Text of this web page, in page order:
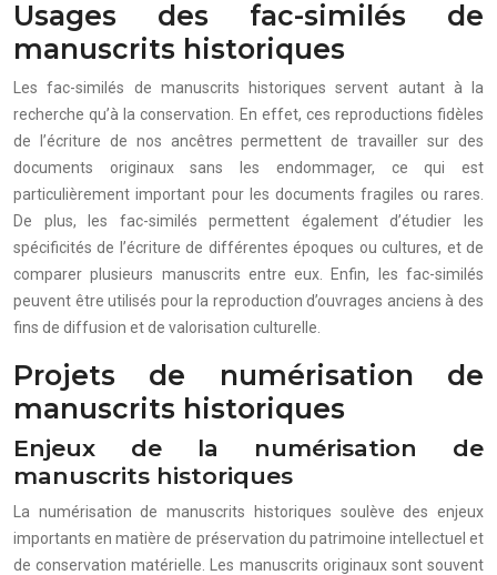
Usages des fac-similés de
manuscrits historiques
Les fac-similés de manuscrits historiques servent autant à la
recherche qu’à la conservation. En effet, ces reproductions fidèles
de l’écriture de nos ancêtres permettent de travailler sur des
documents originaux sans les endommager, ce qui est
particulièrement important pour les documents fragiles ou rares.
De plus, les fac-similés permettent également d’étudier les
spécificités de l’écriture de différentes époques ou cultures, et de
comparer plusieurs manuscrits entre eux. Enfin, les fac-similés
peuvent être utilisés pour la reproduction d’ouvrages anciens à des
fins de diffusion et de valorisation culturelle.
Projets de numérisation de
manuscrits historiques
Enjeux de la numérisation de
manuscrits historiques
La numérisation de manuscrits historiques soulève des enjeux
importants en matière de préservation du patrimoine intellectuel et
de conservation matérielle. Les manuscrits originaux sont souvent